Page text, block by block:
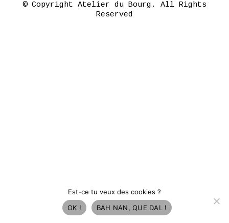
© Copyright Atelier du Bourg. All Rights
Reserved
Est-ce tu veux des cookies ?
OK !
BAH NAN, QUE DAL !